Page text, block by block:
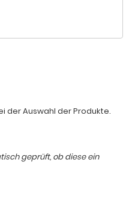
der Auswahl der Produkte.
geprüft, ob diese ein